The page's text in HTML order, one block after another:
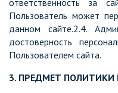
Пользователь может
данном сайте.2.4.
достоверность
Пользователем сайта.
3. ПРЕДМЕТ